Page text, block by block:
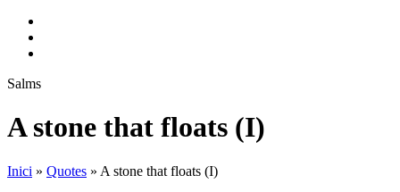
Salms
A stone that floats (I)
Inici » Quotes » A stone that floats (I)